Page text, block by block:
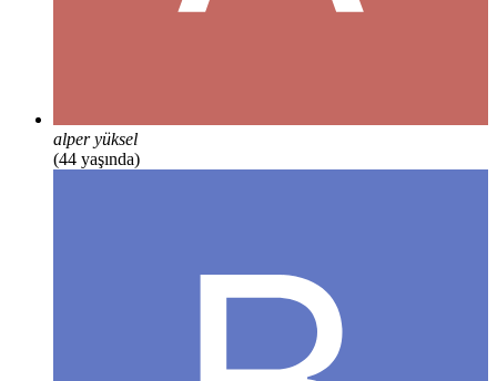
alper yüksel
(44 yaşında)